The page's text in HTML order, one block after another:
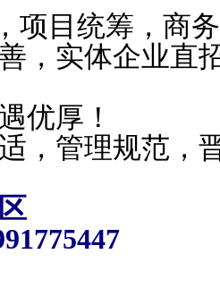
项目统筹，商
，实体企业直
优厚！
，管理规范，